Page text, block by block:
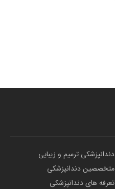
دندانپزشکی ترمیم و زیبایی
متخصصین دندانپزشکی
تعرفه های دندانپزشکی